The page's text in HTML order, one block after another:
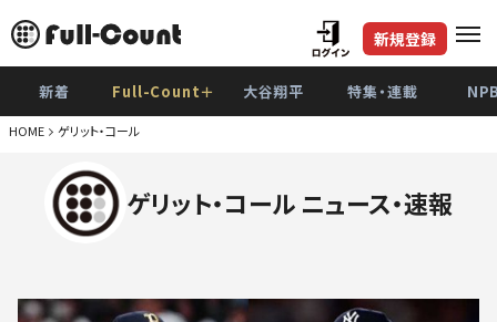
新規登録
新着 Full-Count＋ 大谷翔平 特集・連載
HOME ゲリット・コール
ゲリット・コール ニュース・速報